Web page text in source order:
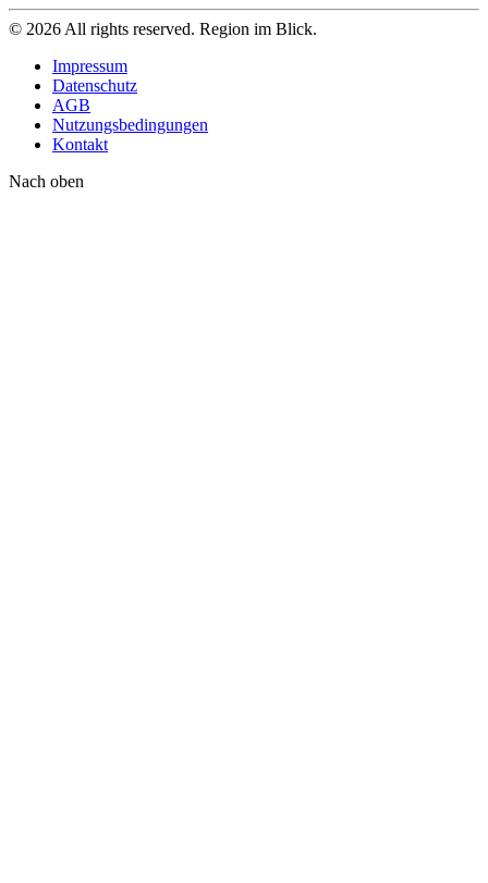
© 2026 All rights reserved. Region im Blick.
Impressum
Datenschutz
AGB
Nutzungsbedingungen
Kontakt
Nach oben